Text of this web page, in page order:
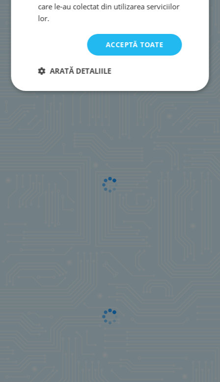
care le-au colectat din utilizarea serviciilor
lor.
ACCEPTĂ TOATE
ARATĂ DETALIILE